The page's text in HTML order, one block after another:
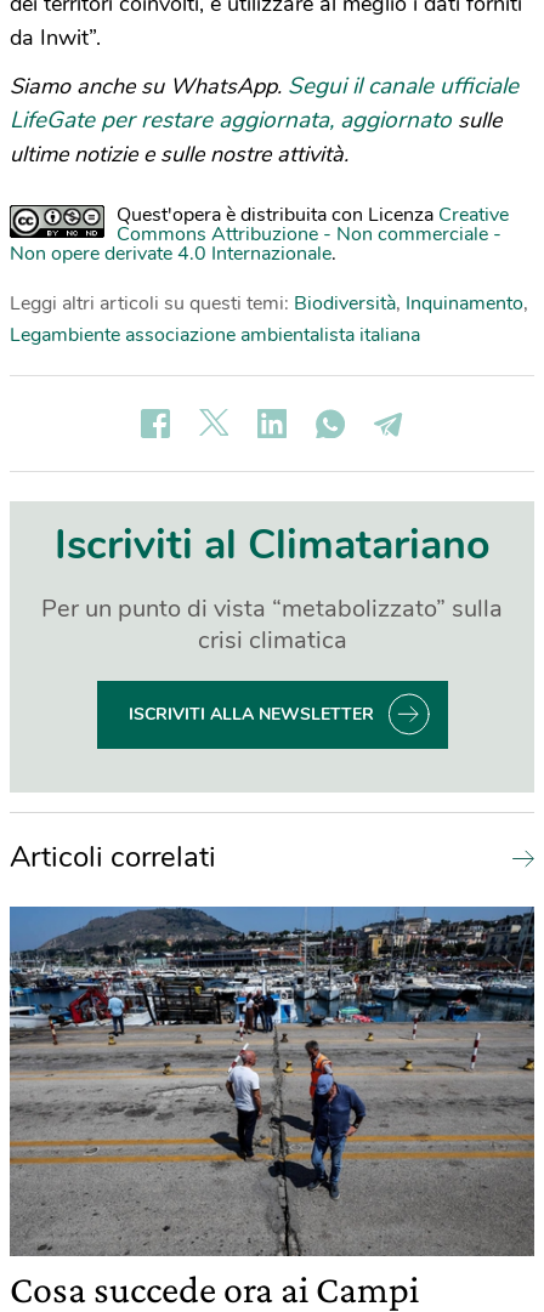
da Inwit”.
Siamo anche su WhatsApp. Segui il canale ufficiale
LifeGate per restare aggiornata, aggiornato sulle
ultime notizie e sulle nostre attività.
Quest'opera è distribuita con Licenza Creative
Commons Attribuzione - Non commerciale -
Non opere derivate 4.0 Internazionale.
Leggi altri articoli su questi temi: Biodiversità, Inquinamento,
Legambiente associazione ambientalista italiana
Iscriviti al Climatariano
Per un punto di vista “metabolizzato” sulla
crisi climatica
ISCRIVITI ALLA NEWSLETTER
Articoli correlati
Cosa succede ora ai Campi